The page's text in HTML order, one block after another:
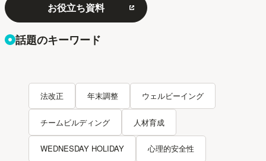
お役立ち資料
話題のキーワード
法改正 年末調整 ウェルビーイング
チームビルディング 人材育成
WEDNESDAY HOLIDAY 心理的安全性